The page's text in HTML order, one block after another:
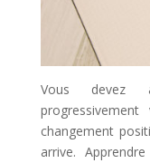
Vous devez
changement
arrive.